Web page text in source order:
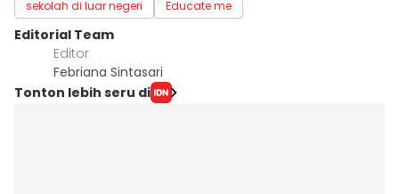
sekolah di luar negeri
Educate me
Editorial Team
Editor
Febriana Sintasari
Tonton lebih seru di